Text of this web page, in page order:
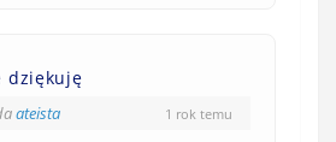
dziękuję
ateista 1 rok temu